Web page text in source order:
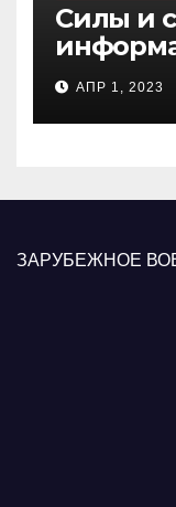
Силы и
АПР 1, 2023
ЗАРУБЕЖНОЕ